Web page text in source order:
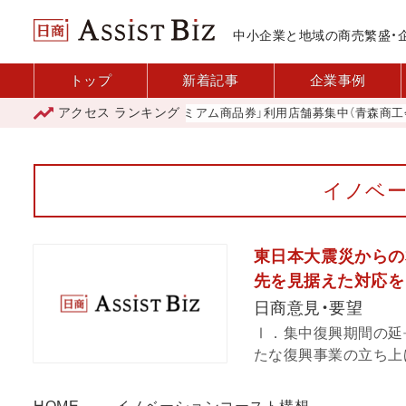
中小企業と地域の商売繁盛・
トップ 新着記事 企業事例
アクセス ランキング
「青森市プレミアム商品券」利用店舗募集中（青森商工会議
イノベ
東日本大震災から
先を見据えた対応
日商意見・要望
Ⅰ．集中復興期間の
たな復興事業の立ち